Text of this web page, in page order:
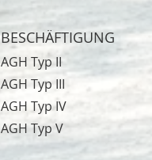
BESCHÄFTIGUNG
AGH Typ II
AGH Typ III
AGH Typ IV
AGH Typ V